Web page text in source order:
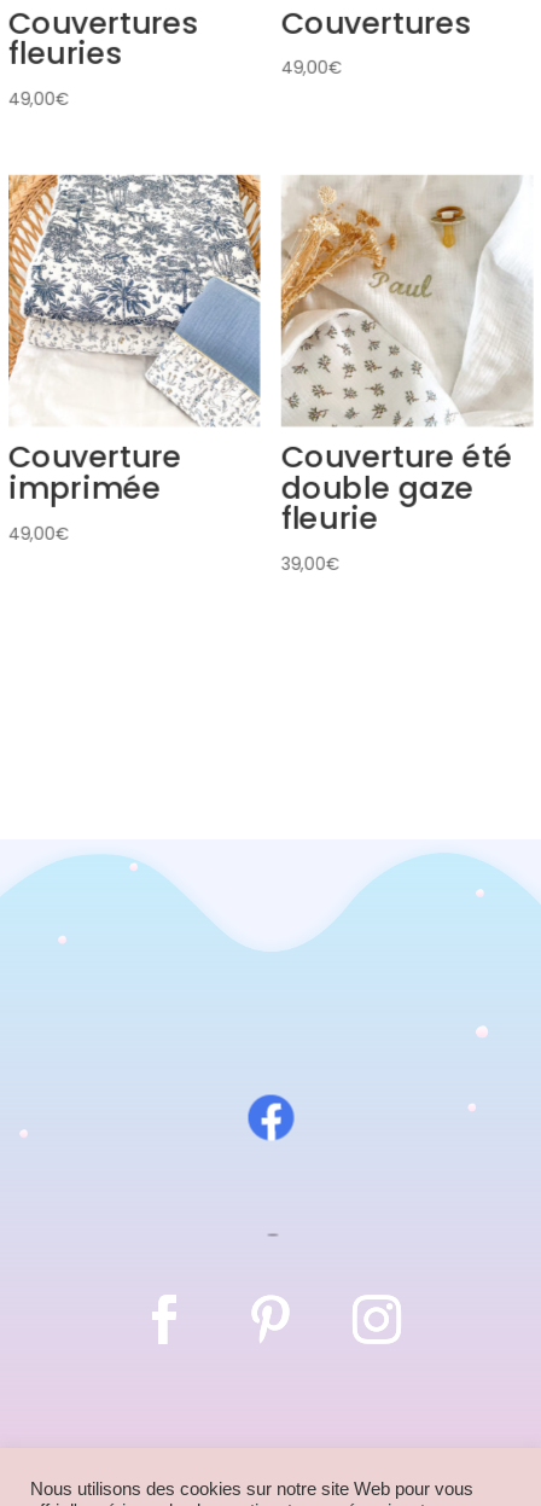
Couvertures
fleuries
49,00€
Couvertures
49,00€
Couverture
imprimée
49,00€
Couverture été
double gaze
fleurie
39,00€
Nous utilisons des cookies sur notre site Web pour vous